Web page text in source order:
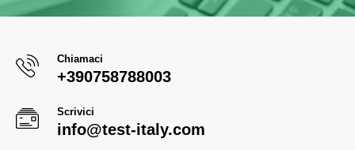
Chiamaci
+390758788003
Scrivici
info@test-italy.com